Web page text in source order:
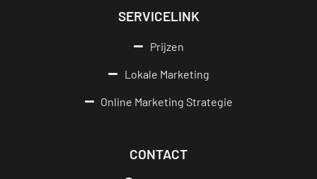
SERVICELINK
Prijzen
Lokale Marketing
Online Marketing Strategie
CONTACT